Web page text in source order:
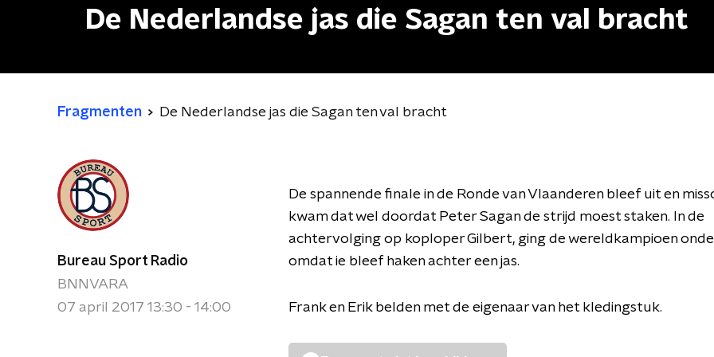
De Nederlandse jas die Sagan ten val bracht
Fragmenten De Nederlandse jas die Sagan ten val bracht
Bureau Sport Radio
BNNVARA
07 april 2017 13:30 - 14:00
De spannende finale in de Ronde van Vlaanderen bleef uit en
kwam dat wel doordat Peter Sagan de strijd moest staken. In de
achtervolging op koploper Gilbert, ging de wereldkampioen
omdat ie bleef haken achter een jas.
Frank en Erik belden met de eigenaar van het kledingstuk.